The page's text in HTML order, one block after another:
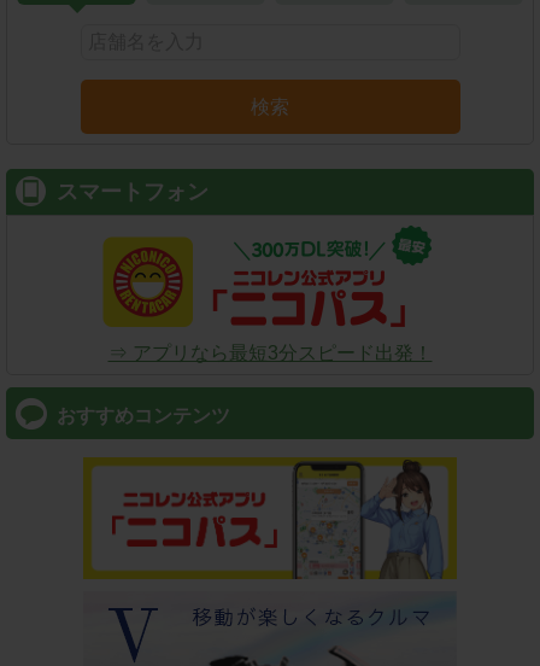
検索
スマートフォン
⇒ アプリなら最短3分スピード出発！
おすすめコンテンツ